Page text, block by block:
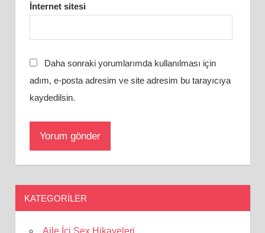
İnternet sitesi
Daha sonraki yorumlarımda kullanılması için
adım, e-posta adresim ve site adresim bu tarayıcıya
kaydedilsin.
KATEGORILER
Aile İçi Sex Hikayeleri